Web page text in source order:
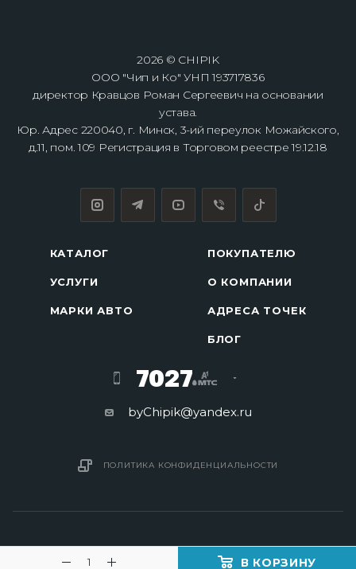
В КОРЗИНУ
2026 © CHIPIK
ООО "Чип и Ко" УНП 193717836
директор Кравцов Роман Сергеевич на основании
устава.
Юр. Адрес 220040, г. Минск, 3-ий переулок Можайского,
д.11, пом. 109 Регистрация в Торговом реестре 19.12.18
КАТАЛОГ
УСЛУГИ
МАРКИ АВТО
ПОКУПАТЕЛЮ
О КОМПАНИИ
АДРЕСА ТОЧЕК
БЛОГ
7027
byChipik@yandex.ru
ПОЛИТИКА КОНФИДЕНЦИАЛЬНОСТИ